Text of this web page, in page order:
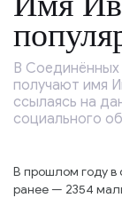
В
получают имя
ссылаясь на
социального
В прошлом году в
ранее — 2354